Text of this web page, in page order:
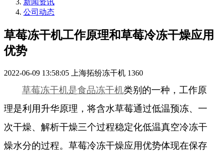
新闻资讯
公司动态
草莓冻干机工作原理和草莓冷冻干燥应用
优势
2022-06-09 13:58:05 上海拓纷冻干机 1360
草莓冻干机是食品冻干机类别的一种，工作原
理是利用升华原理，将含水草莓通过低温预冻、一
次干燥、解析干燥三个过程稳定化低温真空冷冻干
燥水分的过程。 草莓冷冻干燥应用优势体现在保存